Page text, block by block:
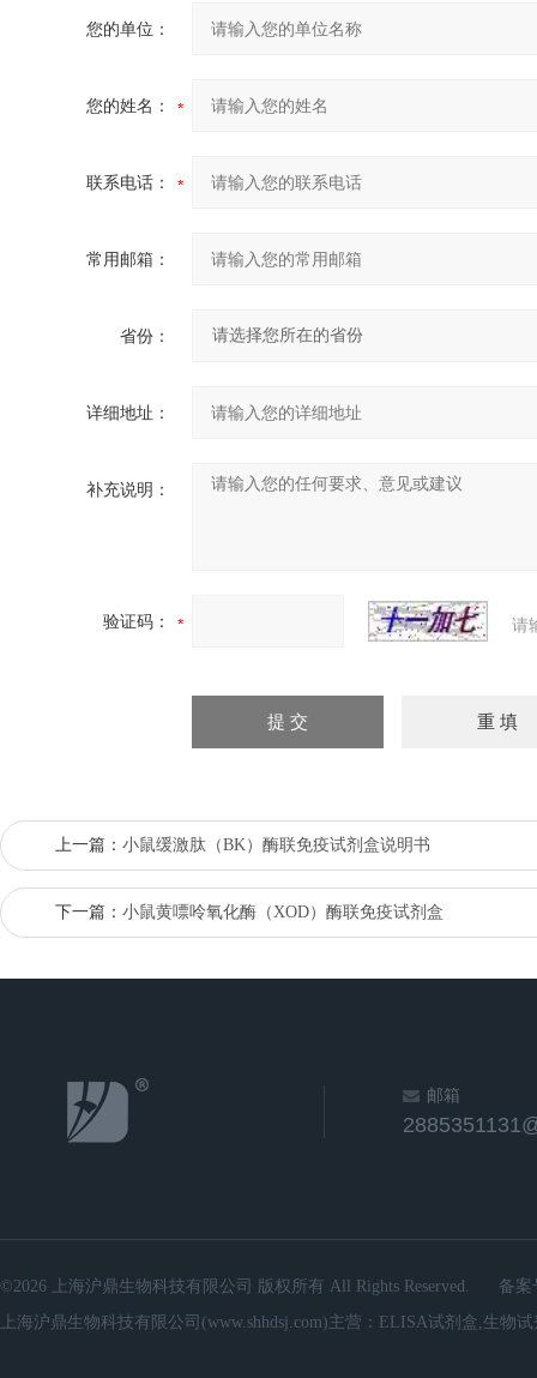
您的单位：
您的姓名：
联系电话：
常用邮箱：
省份：
详细地址：
补充说明：
验证码： 请
上一篇： 小鼠缓激肽（BK）酶联免疫试剂盒说明书
下一篇： 小鼠黄嘌呤氧化酶（XOD）酶联免疫试剂盒
邮箱
©2026 上海沪鼎生物科技有限公司 版权所有 All Rights Reserved.
备案
上海沪鼎生物科技有限公司(www.shhdsj.com)主营：ELISA试剂盒,生物